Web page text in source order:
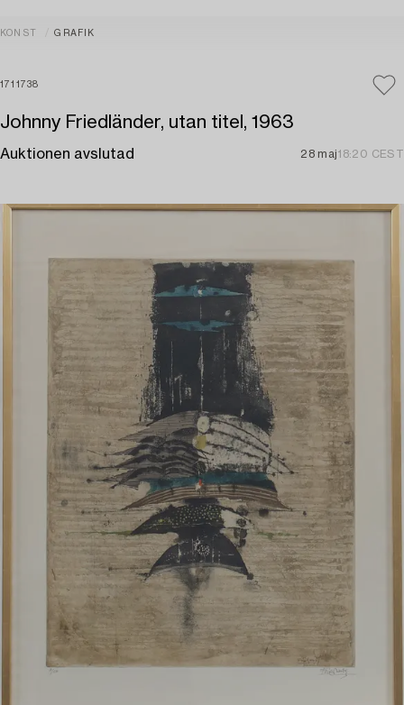
KONST GRAFIK
1711738
Johnny Friedländer, utan titel, 1963
Auktionen avslutad 28 maj18:20 CEST